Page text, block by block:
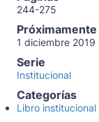
244-275
Próximamente
1 diciembre 2019
Serie
Institucional
Categorías
Libro institucional